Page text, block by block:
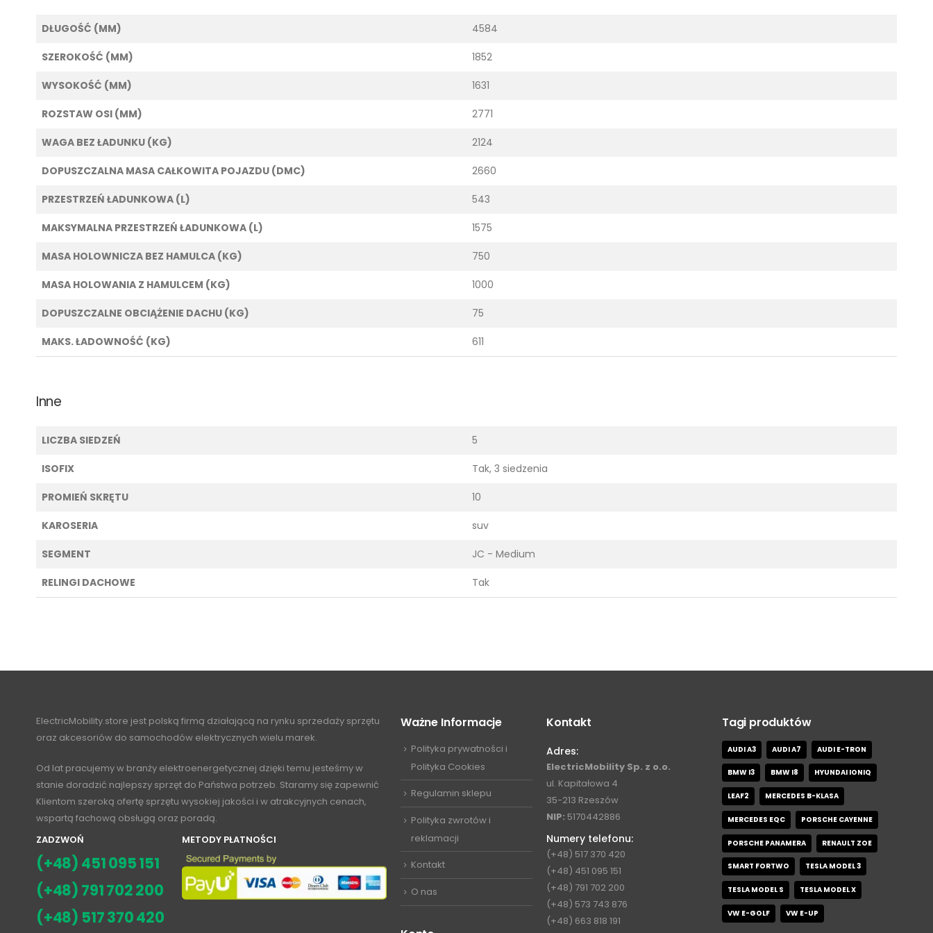
DŁUGOŚĆ (MM) 4584
SZEROKOŚĆ (MM) 1852
WYSOKOŚĆ (MM) 1631
ROZSTAW OSI (MM) 2771
WAGA BEZ ŁADUNKU (KG) 2124
DOPUSZCZALNA MASA CAŁKOWITA POJAZDU (DMC) 2660
PRZESTRZEŃ ŁADUNKOWA (L) 543
MAKSYMALNA PRZESTRZEŃ ŁADUNKOWA (L) 1575
MASA HOLOWNICZA BEZ HAMULCA (KG) 750
MASA HOLOWANIA Z HAMULCEM (KG) 1000
DOPUSZCZALNE OBCIĄŻENIE DACHU (KG) 75
MAKS. ŁADOWNOŚĆ (KG) 611
Inne
LICZBA SIEDZEŃ 5
ISOFIX Tak, 3 siedzenia
PROMIEŃ SKRĘTU 10
KAROSERIA suv
SEGMENT JC - Medium
RELINGI DACHOWE Tak
ElectricMobility.store jest polską firmą działającą na rynku sprzedaży sprzętu
oraz akcesoriów do samochodów elektrycznych wielu marek.
Od lat pracujemy w branży elektroenergetycznej dzięki temu jesteśmy w
stanie doradzić najlepszy sprzęt do Państwa potrzeb. Staramy się zapewnić
Klientom szeroką ofertę sprzętu wysokiej jakości i w atrakcyjnych cenach,
wspartą fachową obsługą oraz poradą.
ZADZWOŃ
(+48) 451 095 151
(+48) 791 702 200
(+48) 517 370 420
METODY PŁATNOŚCI
Ważne Informacje
Polityka prywatności i
Polityka Cookies
Regulamin sklepu
Polityka zwrotów i
reklamacji
Kontakt
O nas
Kontakt
Adres:
ElectricMobility Sp. z o.o.
ul. Kapitałowa 4
35-213 Rzeszów
NIP: 5170442886
Numery telefonu:
(+48) 517 370 420
(+48) 451 095 151
(+48) 791 702 200
(+48) 573 743 876
(+48) 663 818 191
Tagi produktów
AUDI A3 AUDI A7 AUDI E-TRON
BMW I3 BMW I8 HYUNDAI IONIQ
LEAF2 MERCEDES B-KLASA
MERCEDES EQC PORSCHE CAYENNE
PORSCHE PANAMERA RENAULT ZOE
SMART FORTWO TESLA MODEL 3
TESLA MODEL S TESLA MODEL X
VW E-GOLF VW E-UP